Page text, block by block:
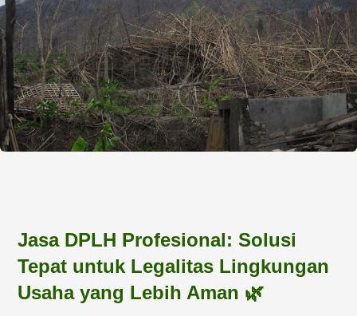
Jasa DPLH Profesional: Solusi
Tepat untuk Legalitas Lingkungan
Usaha yang Lebih Aman 🌿